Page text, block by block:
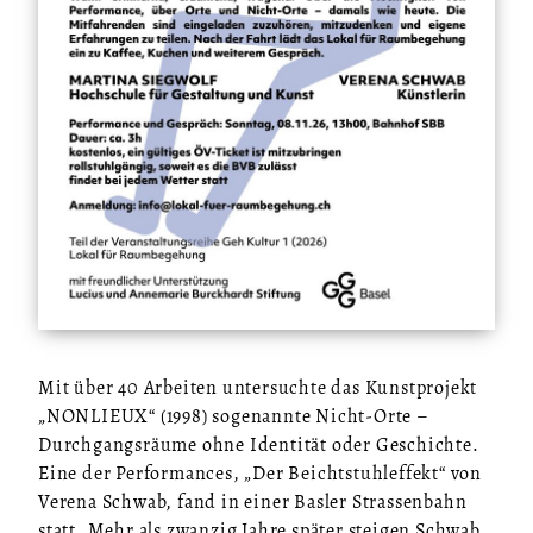
Mit über 40 Arbeiten untersuchte das Kunstprojekt
„NONLIEUX“ (1998) sogenannte Nicht-Orte –
Durchgangsräume ohne Identität oder Geschichte.
Eine der Performances, „Der Beichtstuhleffekt“ von
Verena Schwab, fand in einer Basler Strassenbahn